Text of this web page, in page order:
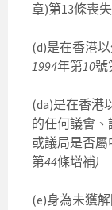
章)第13條喪
(d)是在香港
1994年第10號
(da)是在香港
的任何議會
或議局是否屬
第44條增補)
(e)身為未獲